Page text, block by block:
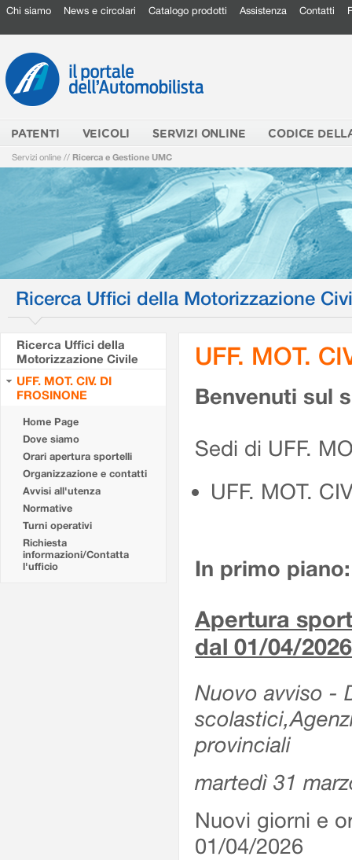
Chi siamo News e circolari Catalogo prodotti Assistenza Contatti
PATENTI VEICOLI SERVIZI ONLINE CODICE
Servizi online // Ricerca e Gestione UMC
Ricerca Uffici della Motorizzazione
Ricerca Uffici della
Motorizzazione Civile
UFF. MOT. CIV. DI
FROSINONE
Home Page
Dove siamo
Orari apertura sportelli
Organizzazione e contatti
Avvisi all'utenza
Normative
Turni operativi
Richiesta
informazioni/Contatta
l'ufficio
UFF. MOT.
Benvenuti sul
Sedi di UFF.
UFF. MOT.
In primo piano:
Apertura
dal 01/04/2026
Nuovo avviso -
provinciali
martedì 31
Nuovi giorni e
01/04/2026